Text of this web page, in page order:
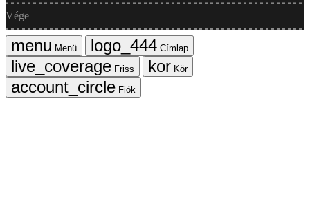
Vége
Menü
Címlap
Friss
Kör
Fiók